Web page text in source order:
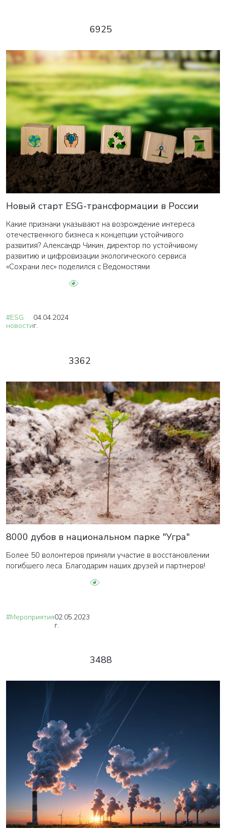
6925
Новый старт ESG-трансформации в России
Какие признаки указывают на возрождение интереса
отечественного бизнеса к концепции устойчивого
развития? Александр Чикин, директор по устойчивому
развитию и цифровизации экологического сервиса
«Сохрани лес» поделился с Ведомостями
#ESG
новости
04.04.2024
г.
3362
8000 дубов в национальном парке "Угра"
Более 50 волонтеров приняли участие в восстановлении
погибшего леса. Благодарим наших друзей и партнеров!
#Мероприятия02.05.2023
г.
3488